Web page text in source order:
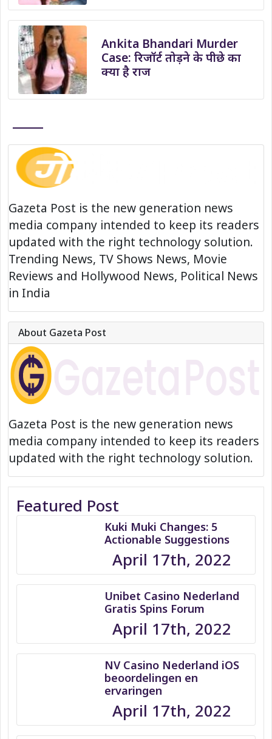
Ankita Bhandari Murder
Case: रिजॉर्ट तोड़ने के पीछे का
क्या है राज
Gazeta Post is the new generation news
media company intended to keep its readers
updated with the right technology solution.
Trending News, TV Shows News, Movie
Reviews and Hollywood News, Political News
in India
About Gazeta Post
Gazeta Post is the new generation news
media company intended to keep its readers
updated with the right technology solution.
Featured Post
Kuki Muki Changes: 5
Actionable Suggestions
April 17th, 2022
Unibet Casino Nederland
Gratis Spins Forum
April 17th, 2022
NV Casino Nederland iOS
beoordelingen en
ervaringen
April 17th, 2022